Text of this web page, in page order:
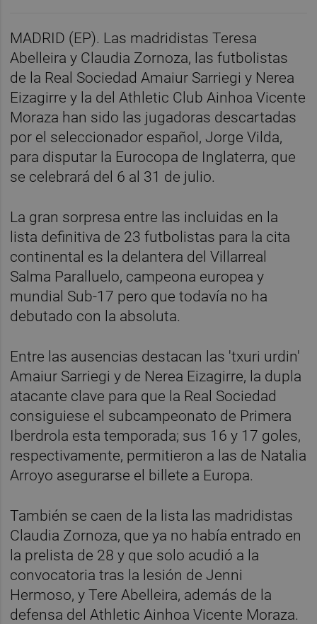
MADRID (EP). Las madridistas Teresa
Abelleira y Claudia Zornoza, las futbolistas
de la Real Sociedad Amaiur Sarriegi y Nerea
Eizagirre y la del Athletic Club Ainhoa Vicente
Moraza han sido las jugadoras descartadas
por el seleccionador español, Jorge Vilda,
para disputar la Eurocopa de Inglaterra, que
se celebrará del 6 al 31 de julio.
La gran sorpresa entre las incluidas en la
lista definitiva de 23 futbolistas para la cita
continental es la delantera del Villarreal
Salma Paralluelo, campeona europea y
mundial Sub-17 pero que todavía no ha
debutado con la absoluta.
Entre las ausencias destacan las 'txuri urdin'
Amaiur Sarriegi y de Nerea Eizagirre, la dupla
atacante clave para que la Real Sociedad
consiguiese el subcampeonato de Primera
Iberdrola esta temporada; sus 16 y 17 goles,
respectivamente, permitieron a las de Natalia
Arroyo asegurarse el billete a Europa.
También se caen de la lista las madridistas
Claudia Zornoza, que ya no había entrado en
la prelista de 28 y que solo acudió a la
convocatoria tras la lesión de Jenni
Hermoso, y Tere Abelleira, además de la
defensa del Athletic Ainhoa Vicente Moraza.